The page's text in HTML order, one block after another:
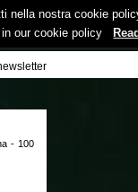
nella nostra cookie
in our cookie policy
- 100